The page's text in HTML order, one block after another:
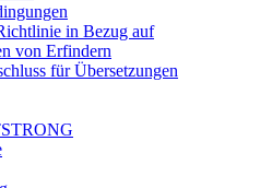
in Bezug auf
von Erfindern
für Übersetzungen